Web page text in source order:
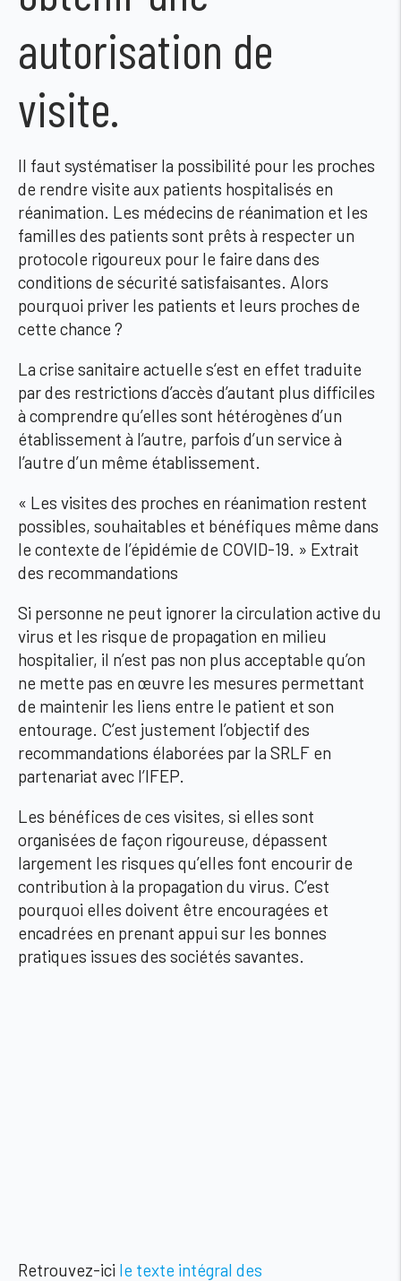
autorisation de
visite.
ll faut systématiser la possibilité pour les proches
de rendre visite aux patients hospitalisés en
réanimation. Les médecins de réanimation et les
familles des patients sont prêts à respecter un
protocole rigoureux pour le faire dans des
conditions de sécurité satisfaisantes. Alors
pourquoi priver les patients et leurs proches de
cette chance ?
La crise sanitaire actuelle s‘est en effet traduite
par des restrictions d’accès d’autant plus difficiles
à comprendre qu’elles sont hétérogènes d’un
établissement à l’autre, parfois d’un service à
l’autre d’un même établissement.
« Les visites des proches en réanimation restent
possibles, souhaitables et bénéfiques même dans
le contexte de l’épidémie de COVID-19. » Extrait
des recommandations
Si personne ne peut ignorer la circulation active du
virus et les risque de propagation en milieu
hospitalier, il n’est pas non plus acceptable qu’on
ne mette pas en œuvre les mesures permettant
de maintenir les liens entre le patient et son
entourage. C’est justement l’objectif des
recommandations élaborées par la SRLF en
partenariat avec l’IFEP.
Les bénéfices de ces visites, si elles sont
organisées de façon rigoureuse, dépassent
largement les risques qu’elles font encourir de
contribution à la propagation du virus. C’est
pourquoi elles doivent être encouragées et
encadrées en prenant appui sur les bonnes
pratiques issues des sociétés savantes.
Retrouvez-ici le texte intégral des